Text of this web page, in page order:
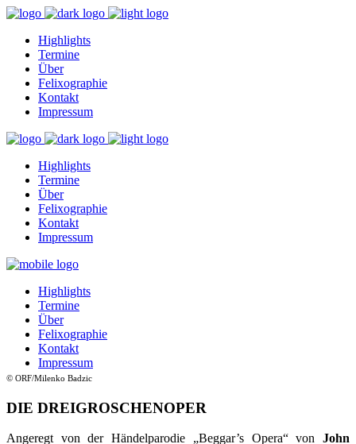
Highlights
Termine
Über
Felixographie
Kontakt
Impressum
Highlights
Termine
Über
Felixographie
Kontakt
Impressum
Highlights
Termine
Über
Felixographie
Kontakt
Impressum
© ORF/Milenko Badzic
DIE DREIGROSCHENOPER
Angeregt von der Händelparodie „Beggar’s Opera“ von John